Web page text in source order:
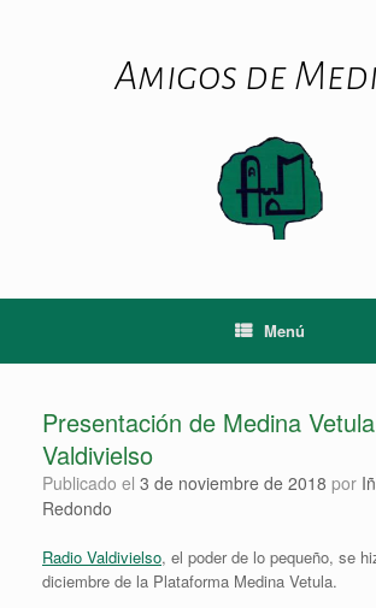
Amigos de
Menú
Presentación de Medina
Valdivielso
Publicado el 3 de noviembre de 2018 por
Redondo
Radio Valdivielso, el poder de lo pequeño, se
diciembre de la Plataforma Medina Vetula.